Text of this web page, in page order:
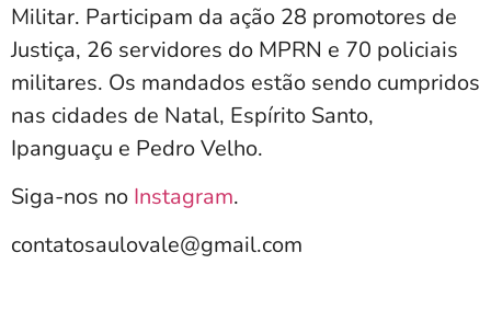
Militar. Participam da ação 28 promotores de
Justiça, 26 servidores do MPRN e 70 policiais
militares. Os mandados estão sendo cumpridos
nas cidades de Natal, Espírito Santo,
Ipanguaçu e Pedro Velho.
Siga-nos no Instagram.
contatosaulovale@gmail.com